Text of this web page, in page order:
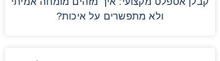
ולא מתפשרים על איכות?